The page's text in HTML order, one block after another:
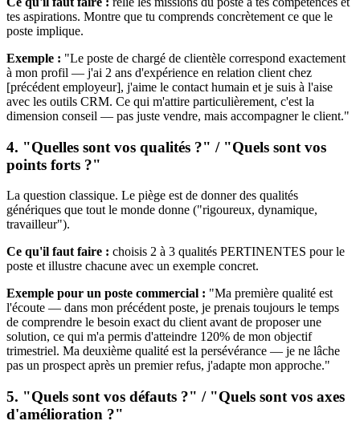
tes aspirations. Montre que tu comprends concrètement ce que le
poste implique.
Exemple : "Le poste de chargé de clientèle correspond exactement
à mon profil — j'ai 2 ans d'expérience en relation client chez
[précédent employeur], j'aime le contact humain et je suis à l'aise
avec les outils CRM. Ce qui m'attire particulièrement, c'est la
dimension conseil — pas juste vendre, mais accompagner le client."
4. "Quelles sont vos qualités ?" / "Quels sont vos
points forts ?"
La question classique. Le piège est de donner des qualités
génériques que tout le monde donne ("rigoureux, dynamique,
travailleur").
Ce qu'il faut faire : choisis 2 à 3 qualités PERTINENTES pour le
poste et illustre chacune avec un exemple concret.
Exemple pour un poste commercial : "Ma première qualité est
l'écoute — dans mon précédent poste, je prenais toujours le temps
de comprendre le besoin exact du client avant de proposer une
solution, ce qui m'a permis d'atteindre 120% de mon objectif
trimestriel. Ma deuxième qualité est la persévérance — je ne lâche
pas un prospect après un premier refus, j'adapte mon approche."
5. "Quels sont vos défauts ?" / "Quels sont vos axes
d'amélioration ?"